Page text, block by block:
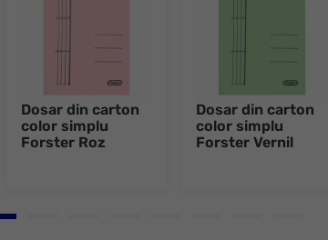
Dosar din carton
color simplu
Forster Roz
Dosar din carton
color simplu
Forster Vernil
Go to slide 1